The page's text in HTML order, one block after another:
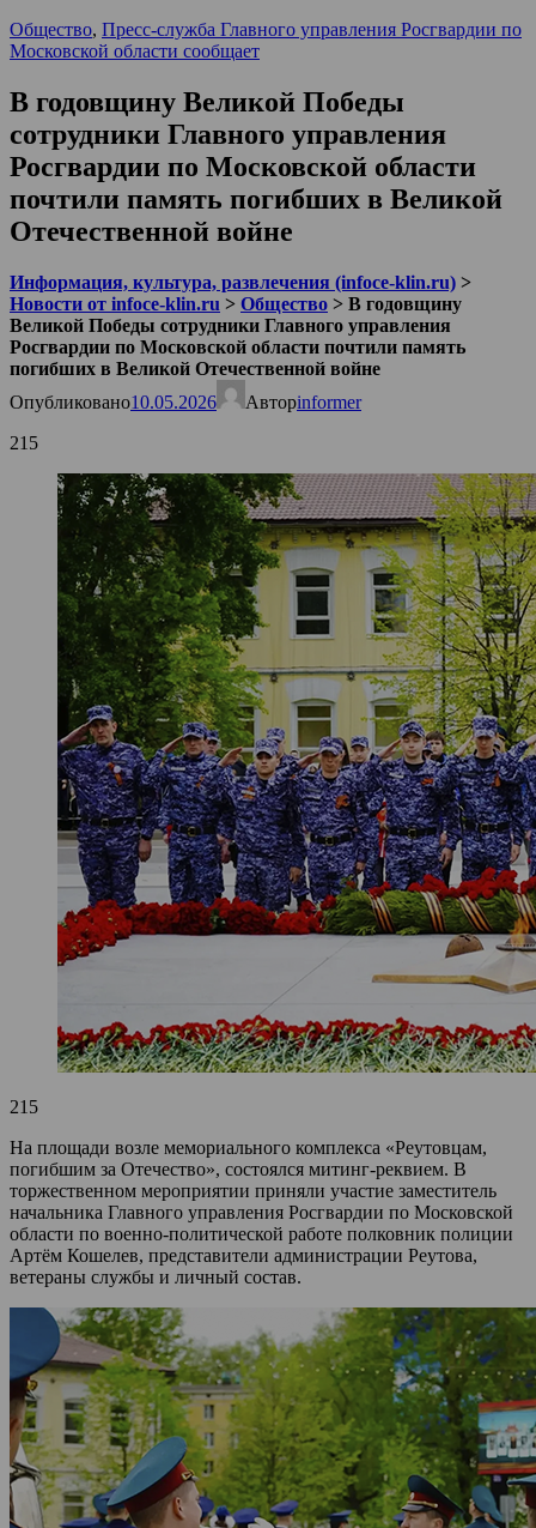
Общество, Пресс-служба Главного управления Росгвардии по
Московской области сообщает
В годовщину Великой Победы
сотрудники Главного управления
Росгвардии по Московской области
почтили память погибших в Великой
Отечественной войне
Информация, культура, развлечения (infoce-klin.ru) >
Новости от infoce-klin.ru > Общество > В годовщину
Великой Победы сотрудники Главного управления
Росгвардии по Московской области почтили память
погибших в Великой Отечественной войне
Опубликовано10.05.2026 Авторinformer
215
215
На площади возле мемориального комплекса «Реутовцам,
погибшим за Отечество», состоялся митинг-реквием. В
торжественном мероприятии приняли участие заместитель
начальника Главного управления Росгвардии по Московской
области по военно-политической работе полковник полиции
Артём Кошелев, представители администрации Реутова,
ветераны службы и личный состав.